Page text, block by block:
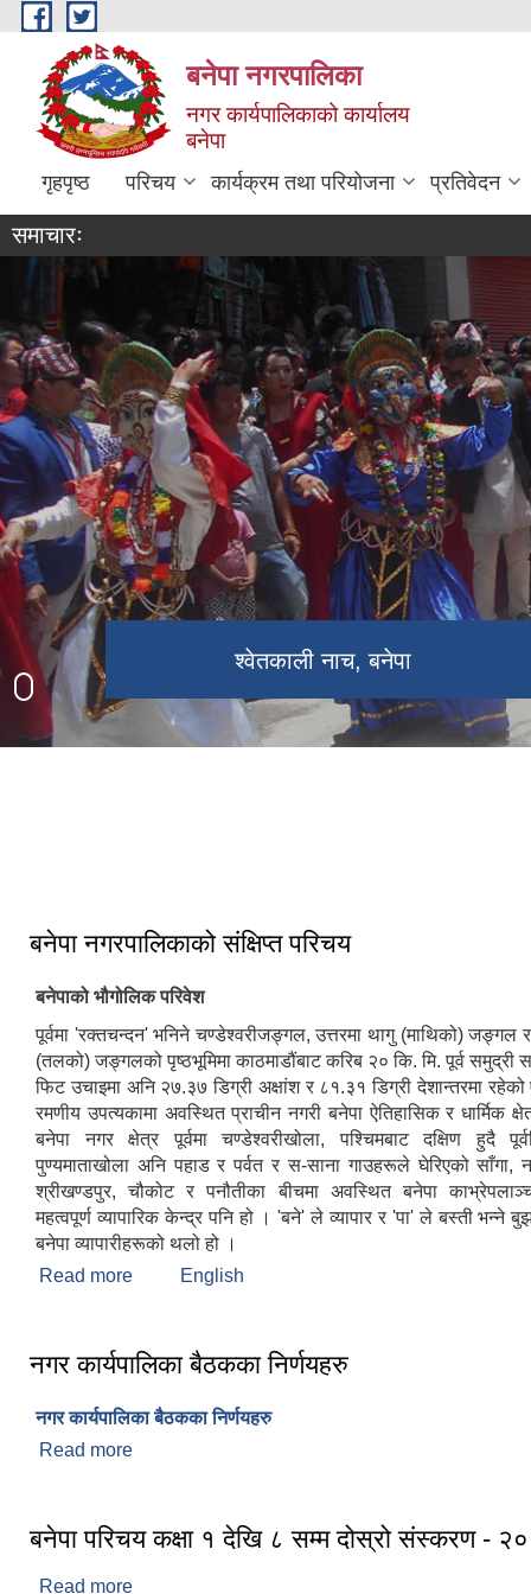
Skip to main content
बनेपा नगरपालिका
नगर कार्यपालिकाको कार्यालय
बनेपा
गृहपृष्ठ परिचय कार्यक्रम तथा परियोजना प्रतिवेदन
समाचारः
बनेपा नगरपालिकाको
चण्डेश्वरी मन्दिर, बनेपा
श्वेतकाली नाच, बनेपा
बनेपा नगरपालिकाको संक्षिप्त परिचय
बनेपाको भौगोलिक परिवेश
पूर्वमा 'रक्तचन्दन' भनिने चण्डेश्वरीजङ्गल, उत्तरमा थागु (माथिको) जङ्गल र
(तलको) जङ्गलको पृष्ठभूमिमा काठमाडौंबाट करिब २० कि. मि. पूर्व समुद्री
फिट उचाइमा अनि २७.३७ डिग्री अक्षांश र ८१.३१ डिग्री देशान्तरमा रहेको
रमणीय उपत्यकामा अवस्थित प्राचीन नगरी बनेपा ऐतिहासिक र धार्मिक
बनेपा नगर क्षेत्र पूर्वमा चण्डेश्वरीखोला, पश्चिमबाट दक्षिण हुदै
पुण्यमाताखोला अनि पहाड र पर्वत र स-साना गाउहरूले घेरिएको साँगा,
श्रीखण्डपुर, चौकोट र पनौतीका बीचमा अवस्थित बनेपा
महत्वपूर्ण व्यापारिक केन्द्र पनि हो । 'बने' ले व्यापार र 'पा' ले बस्ती भन्ने
बनेपा व्यापारीहरूको थलो हो ।
Read more about बनेपा नगरपालिकाको संक्षिप्त परिचय
English
नगर कार्यपालिका बैठकका निर्णयहरु
नगर कार्यपालिका बैठकका निर्णयहरु
Read more
बनेपा परिचय कक्षा १ देखि ८ सम्म दोस्रो संस्करण -
Read more